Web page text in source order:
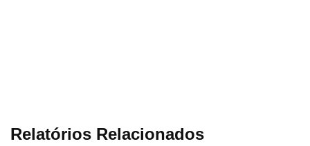
Relatórios Relacionados